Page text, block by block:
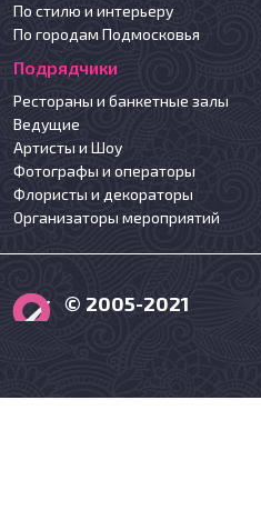
По стилю и интерьеру
По городам Подмосковья
Подрядчики
Рестораны и банкетные залы
Ведущие
Артисты и Шоу
Фотографы и операторы
Флористы и декораторы
Организаторы мероприятий
© 2005-2021